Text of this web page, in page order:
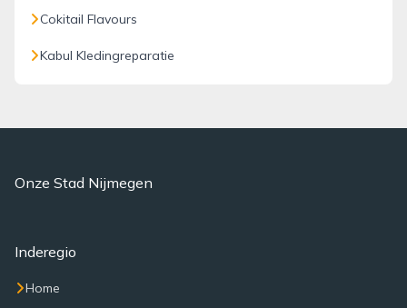
Cokitail Flavours
Kabul Kledingreparatie
Onze Stad Nijmegen
Inderegio
Home